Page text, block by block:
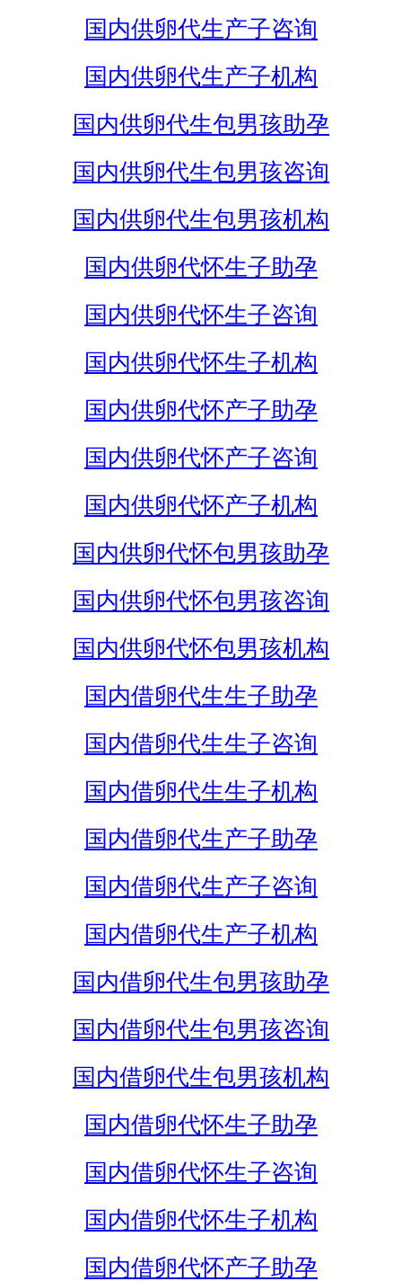
国内供卵代生产子咨询
国内供卵代生产子机构
国内供卵代生包男孩助孕
国内供卵代生包男孩咨询
国内供卵代生包男孩机构
国内供卵代怀生子助孕
国内供卵代怀生子咨询
国内供卵代怀生子机构
国内供卵代怀产子助孕
国内供卵代怀产子咨询
国内供卵代怀产子机构
国内供卵代怀包男孩助孕
国内供卵代怀包男孩咨询
国内供卵代怀包男孩机构
国内借卵代生生子助孕
国内借卵代生生子咨询
国内借卵代生生子机构
国内借卵代生产子助孕
国内借卵代生产子咨询
国内借卵代生产子机构
国内借卵代生包男孩助孕
国内借卵代生包男孩咨询
国内借卵代生包男孩机构
国内借卵代怀生子助孕
国内借卵代怀生子咨询
国内借卵代怀生子机构
国内借卵代怀产子助孕